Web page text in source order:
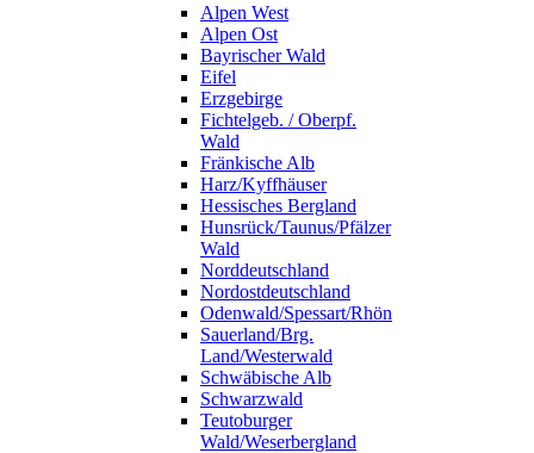
Alpen West
Alpen Ost
Bayrischer Wald
Eifel
Erzgebirge
Fichtelgeb. / Oberpf.
Wald
Fränkische Alb
Harz/Kyffhäuser
Hessisches Bergland
Hunsrück/Taunus/Pfälzer
Wald
Norddeutschland
Nordostdeutschland
Odenwald/Spessart/Rhön
Sauerland/Brg.
Land/Westerwald
Schwäbische Alb
Schwarzwald
Teutoburger
Wald/Weserbergland